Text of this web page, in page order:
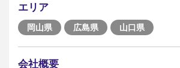
エリア
岡山県 広島県 山口県
会社概要